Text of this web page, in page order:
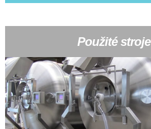
Použité stroje